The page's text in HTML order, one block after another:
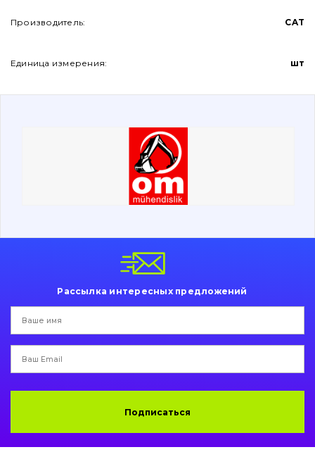
Контакты
Вакансии
Фильтры и смазочные материалы
Болты, гайки и элементы крепления
Коронки, зубья, адаптера, пальцы, фиксаторы
Ножи, режущие кромки
Подушки амортизационные
Пальци и втулки
написати
зателефонувати
Производитель: CAT
Единица измерения: шт
Рассылка интересных предложений
Подписаться